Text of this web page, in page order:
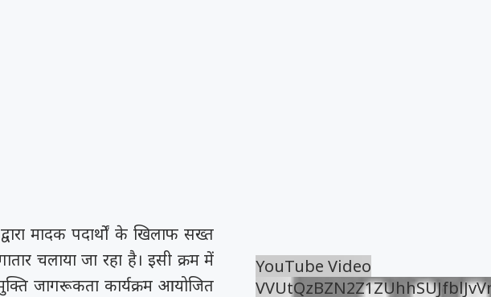
मादक पदार्थों के खिलाफ सख्त
चलाया जा रहा है। इसी क्रम में
जागरूकता कार्यक्रम आयोजित
YouTube Video